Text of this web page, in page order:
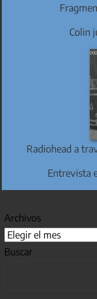
Colin
Radiohead a
Entrevista
Archivos
Buscar